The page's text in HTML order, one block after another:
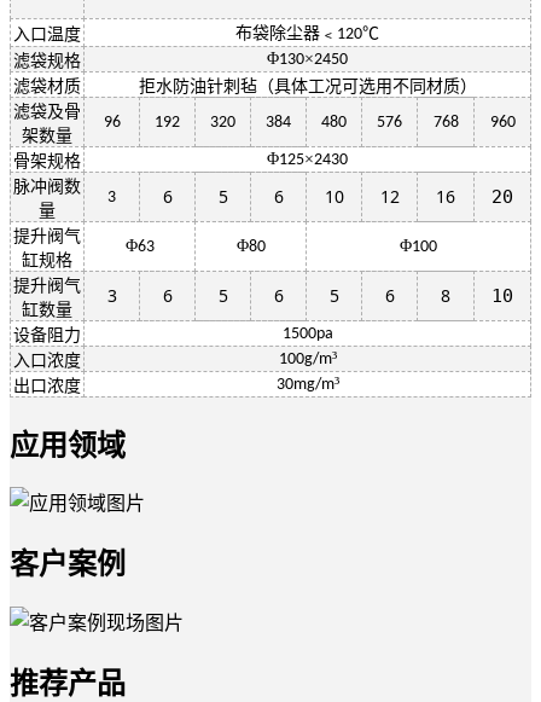
入口温度 布袋除尘器﹤ 120℃
滤袋规格
Φ130×2450
滤袋材质
拒水防油针刺毡（具体工况可选用不同材质）
滤袋及骨
架数量
96 192 320 384 480 576 768 960
骨架规格 Φ125×2430
脉冲阀数
量
3 6 5 6 10 12 16 20
提升阀气
缸规格
Φ63 Φ80 Φ100
提升阀气
缸数量
3 6 5 6 5 6 8 10
设备阻力
1500pa
入口浓度
100g/m³
出口浓度
30mg/m³
应用领域
客户案例
推荐产品